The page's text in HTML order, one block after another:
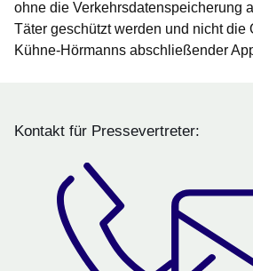
ohne die Verkehrsdatenspeicherung
Täter geschützt werden und nicht die
Kühne-Hörmanns abschließender
Kontakt für Pressevertreter: